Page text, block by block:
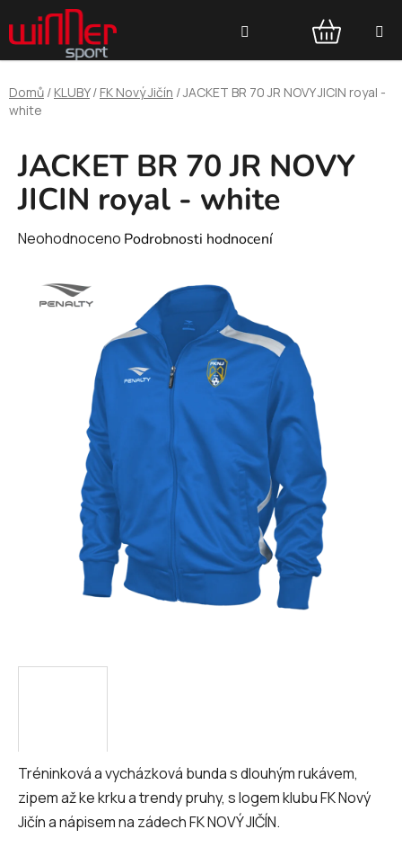
na
obsah
NÁKUPNÍ
KOŠÍK
Domů / KLUBY / FK Nový Jičín /JACKET BR 70 JR NOVY JICIN royal -
white
Tréninková a vycházková bunda s dlouhým rukávem,
zipem až ke krku a trendy pruhy, s logem klubu FK Nový
Jičín a nápisem na zádech FK NOVÝ JIČÍN.
JACKET BR 70 JR NOVY
JICIN royal - white
Průměrné
produktu
Neohodnoceno Podrobnosti hodnocení